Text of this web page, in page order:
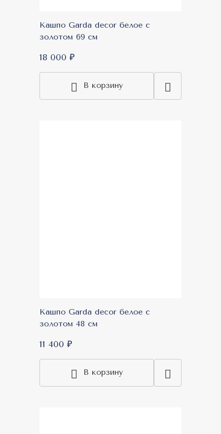
Кашпо Garda decor белое с
золотом 69 см
18 000 ₽
В корзину
Кашпо Garda decor белое с
золотом 48 см
11 400 ₽
В корзину